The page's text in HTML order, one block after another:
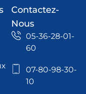
Contactez-
Nous
05-36-28-01-
60
07-80-98-30-
10